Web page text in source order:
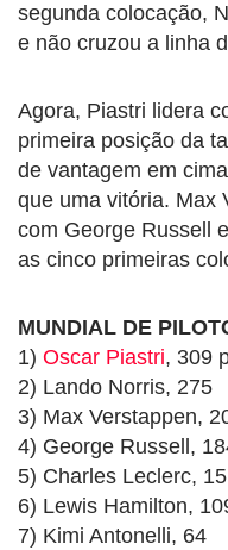
segunda colocação,
e não cruzou a linha
Agora, Piastri lidera
primeira posição da
de vantagem em
que uma vitória. Max
com George Russell e
as cinco primeiras
MUNDIAL DE
1) Oscar Piastri, 309
2) Lando Norris, 275
3) Max Verstappen,
4) George Russell,
5) Charles Leclerc,
6) Lewis Hamilton,
7) Kimi Antonelli, 64